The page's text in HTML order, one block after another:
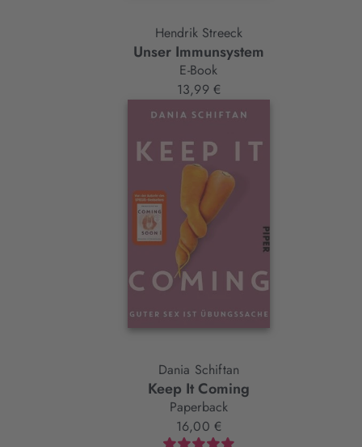
Hendrik Streeck
Unser Immunsystem
E-Book
13,99 €
Dania Schiftan
Keep It Coming
Paperback
16,00 €